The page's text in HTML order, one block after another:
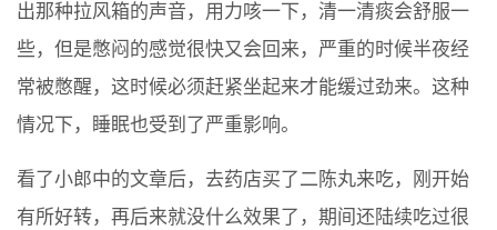
出那种拉风箱的声音，用力咳一下，清一清痰会舒服一
些，但是憋闷的感觉很快又会回来，严重的时候半夜经
常被憋醒，这时候必须赶紧坐起来才能缓过劲来。这种
情况下，睡眠也受到了严重影响。
看了小郎中的文章后，去药店买了二陈丸来吃，刚开始
有所好转，再后来就没什么效果了，期间还陆续吃过很